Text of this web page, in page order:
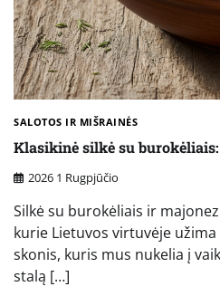
SALOTOS IR MIŠRAINĖS
Klasikinė silkė su
2026 1 Rugpjūčio
Silkė su burokėliais ir
kurie Lietuvos virtuvėje
skonis, kuris mus nukelia į
stalą […]